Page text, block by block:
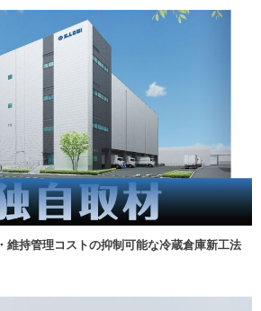
維持管理コストの抑制可能な冷蔵倉庫新工法